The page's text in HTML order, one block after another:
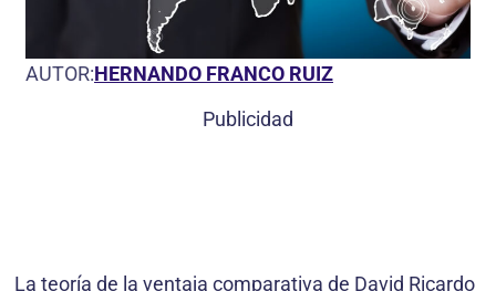
AUTOR:HERNANDO FRANCO RUIZ
Publicidad
La teoría de la ventaja comparativa de David Ricardo